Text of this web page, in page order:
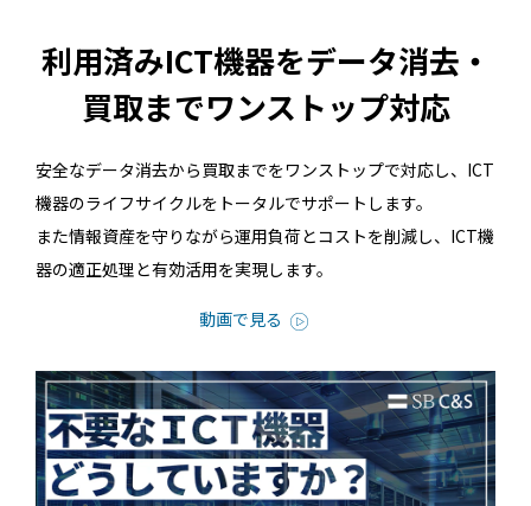
利用済みICT機器をデータ消去・
買取までワンストップ対応
安全なデータ消去から買取までをワンストップで対応し、ICT
機器のライフサイクルをトータルでサポートします。
また情報資産を守りながら運用負荷とコストを削減し、ICT機
器の適正処理と有効活用を実現します。
動画で見る